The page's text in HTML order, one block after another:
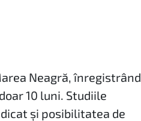
Neagră, înregistrând
10 luni. Studiile
și posibilitatea de